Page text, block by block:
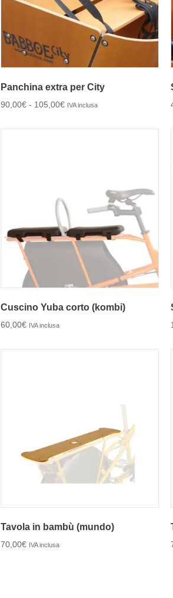
Panchina extra per City
90,00€ - 105,00€ IVA inclusa
Cuscino Yuba corto (kombi)
60,00€ IVA inclusa
Tavola in bambù (mundo)
70,00€ IVA inclusa